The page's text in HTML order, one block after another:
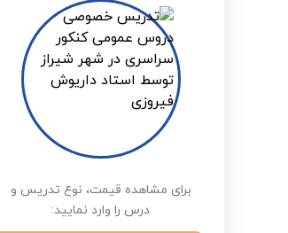
برای مشاهده قیمت، نوع تدریس و
درس را وارد نمایید: